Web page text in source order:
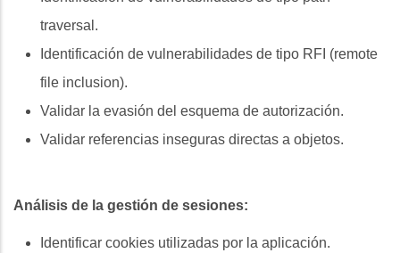
traversal.
Identificación de vulnerabilidades de tipo RFI (remote
file inclusion).
Validar la evasión del esquema de autorización.
Validar referencias inseguras directas a objetos.
Análisis de la gestión de sesiones:
Identificar cookies utilizadas por la aplicación.